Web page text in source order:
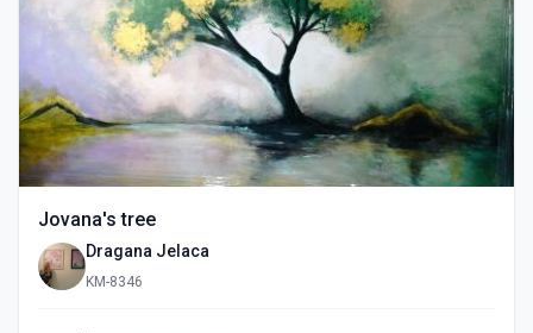
Jovana's tree
Dragana Jelaca
KM-8346